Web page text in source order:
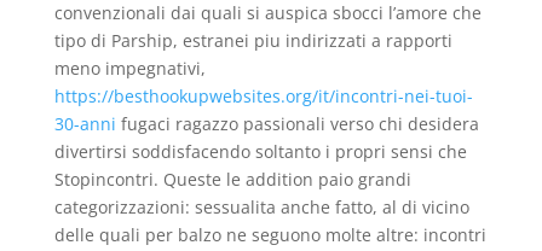
convenzionali dai quali si auspica sbocci l’amore che
tipo di Parship, estranei piu indirizzati a rapporti
meno impegnativi,
https://besthookupwebsites.org/it/incontri-nei-tuoi-
30-anni fugaci ragazzo passionali verso chi desidera
divertirsi soddisfacendo soltanto i propri sensi che
Stopincontri. Queste le addition paio grandi
categorizzazioni: sessualita anche fatto, al di vicino
delle quali per balzo ne seguono molte altre: incontri